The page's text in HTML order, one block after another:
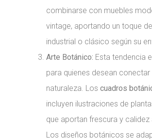
combinarse con muebles
vintage, aportando un toque
industrial o clásico según su
Arte Botánico: Esta tendencia
para quienes desean conectar
naturaleza. Los cuadros
incluyen ilustraciones de
que aportan frescura y calidez
Los diseños botánicos se